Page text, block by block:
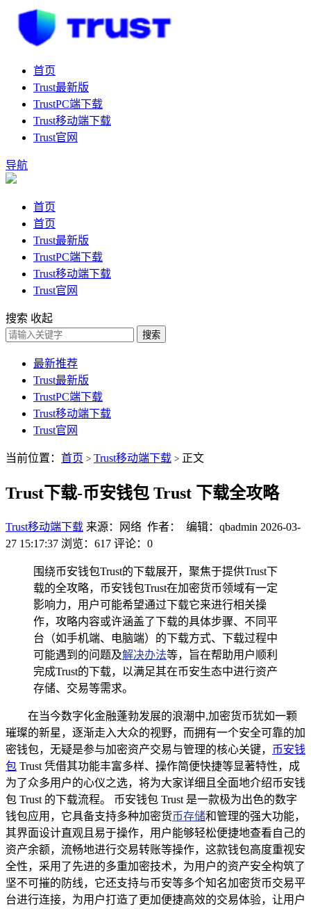
首页
Trust最新版
TrustPC端下载
Trust移动端下载
Trust官网
导航
首页
首页
Trust最新版
TrustPC端下载
Trust移动端下载
Trust官网
搜索 收起
搜索
最新推荐
Trust最新版
TrustPC端下载
Trust移动端下载
Trust官网
当前位置： 首页 > Trust移动端下载 > 正文
Trust下载-币安钱包 Trust 下载全攻略
Trust移动端下载 来源：网络 作者： 编辑：qbadmin 2026-03-
27 15:17:37 浏览：617 评论：0
围绕币安钱包Trust的下载展开，聚焦于提供Trust下
载的全攻略，币安钱包Trust在加密货币领域有一定
影响力，用户可能希望通过下载它来进行相关操
作，攻略内容或许涵盖了下载的具体步骤、不同平
台（如手机端、电脑端）的下载方式、下载过程中
可能遇到的问题及解决办法等，旨在帮助用户顺利
完成Trust的下载，以满足其在币安生态中进行资产
存储、交易等需求。
在当今数字化金融蓬勃发展的浪潮中,加密货币犹如一颗
璀璨的新星，逐渐走入大众的视野，而拥有一个安全可靠的加
密钱包，无疑是参与加密资产交易与管理的核心关键， 币安钱
包 Trust 凭借其功能丰富多样、操作简便快捷等显著特性，成
为了众多用户的心仪之选，将为大家详细且全面地介绍币安钱
包 Trust 的下载流程。 币安钱包 Trust 是一款极为出色的数字
钱包应用，它具备支持多种加密货币存储和管理的强大功能，
其界面设计直观且易于操作，用户能够轻松便捷地查看自己的
资产余额，流畅地进行交易转账等操作，这款钱包高度重视安
全性，采用了先进的多重加密技术，为用户的资产安全构筑了
坚不可摧的防线，它还支持与币安等多个知名加密货币交易平
台进行连接，为用户打造了更加便捷高效的交易体验，让用户